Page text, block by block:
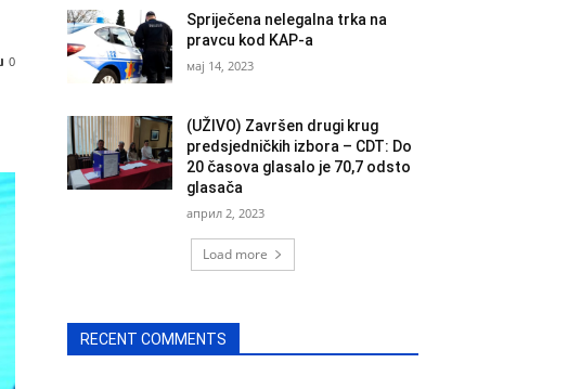
0
Spriječena nelegalna trka na
pravcu kod KAP-a
мај 14, 2023
(UŽIVO) Završen drugi krug
predsjedničkih izbora – CDT: Do
20 časova glasalo je 70,7 odsto
glasača
април 2, 2023
Load more
RECENT COMMENTS